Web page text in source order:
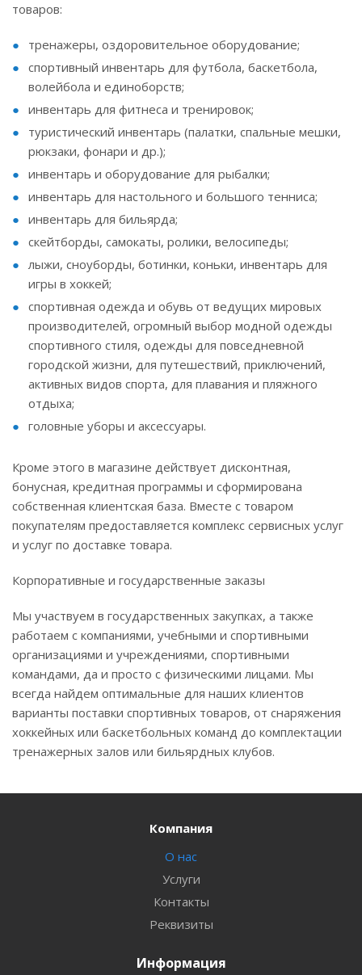
товаров:
тренажеры, оздоровительное оборудование;
спортивный инвентарь для футбола, баскетбола,
волейбола и единоборств;
инвентарь для фитнеса и тренировок;
туристический инвентарь (палатки, спальные мешки,
рюкзаки, фонари и др.);
инвентарь и оборудование для рыбалки;
инвентарь для настольного и большого тенниса;
инвентарь для бильярда;
скейтборды, самокаты, ролики, велосипеды;
лыжи, сноуборды, ботинки, коньки, инвентарь для
игры в хоккей;
спортивная одежда и обувь от ведущих мировых
производителей, огромный выбор модной одежды
спортивного стиля, одежды для повседневной
городской жизни, для путешествий, приключений,
активных видов спорта, для плавания и пляжного
отдыха;
головные уборы и аксессуары.
Кроме этого в магазине действует дисконтная,
бонусная, кредитная программы и сформирована
собственная клиентская база. Вместе с товаром
покупателям предоставляется комплекс сервисных услуг
и услуг по доставке товара.
Корпоративные и государственные заказы
Мы участвуем в государственных закупках, а также
работаем с компаниями, учебными и спортивными
организациями и учреждениями, спортивными
командами, да и просто с физическими лицами. Мы
всегда найдем оптимальные для наших клиентов
варианты поставки спортивных товаров, от снаряжения
хоккейных или баскетбольных команд до комплектации
тренажерных залов или бильярдных клубов.
Компания
О нас
Услуги
Контакты
Реквизиты
Информация